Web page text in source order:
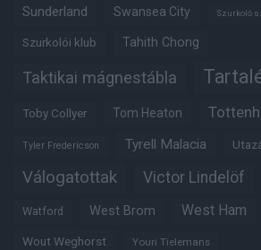
Sunderland Swansea City Szurkoló
Szurkolói klub Tahith Chong
Taktikai mágnestábla
Toby Collyer Tom Heaton
Tyler Fredericson Tyrell Malacia
Válogatottak Victor Lindelöf
Watford West Brom West Ham
Wout Weghorst Youri Tielemans